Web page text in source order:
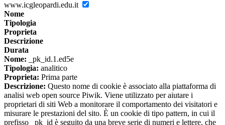
www.icgleopardi.edu.it
Nome
Tipologia
Proprieta
Descrizione
Durata
Nome: _pk_id.1.ed5e
Tipologia: analitico
Proprieta: Prima parte
Descrizione: Questo nome di cookie è associato alla piattaforma di
analisi web open source Piwik. Viene utilizzato per aiutare i
proprietari di siti Web a monitorare il comportamento dei visitatori e
misurare le prestazioni del sito. È un cookie di tipo pattern, in cui il
prefisso _pk_id è seguito da una breve serie di numeri e lettere, che